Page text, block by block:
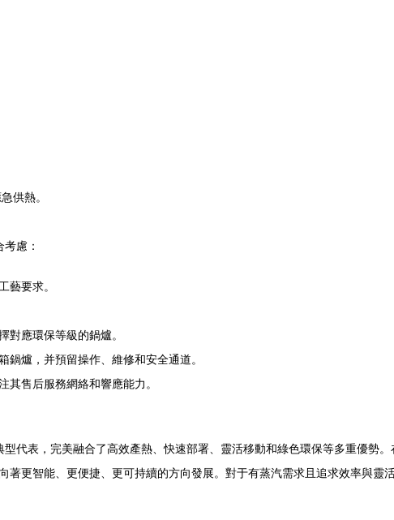
供熱。
慮：
藝要求。
對應環保等級的鍋爐。
鍋爐，并預留操作、維修和安全通道。
其售后服務網絡和響應能力。
代表，完美融合了高效產熱、快速部署、靈活移動和綠色環保等多重優勢
著更智能、更便捷、更可持續的方向發展。對于有蒸汽需求且追求效率與靈